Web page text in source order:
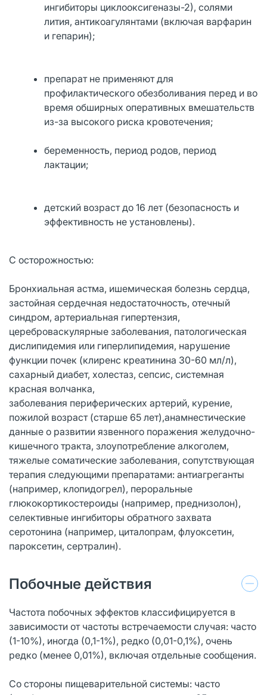
ингибиторы циклооксигеназы-2), солями
лития, антикоагулянтами (включая варфарин
и гепарин);
препарат не применяют для
профилактического обезболивания перед и во
время обширных оперативных вмешательств
из-за высокого риска кровотечения;
беременность, период родов, период
лактации;
детский возраст до 16 лет (безопасность и
эффективность не установлены).
С осторожностью:
Бронхиальная астма, ишемическая болезнь сердца,
застойная сердечная недостаточность, отечный
синдром, артериальная гипертензия,
цереброваскулярные заболевания, патологическая
дислипидемия или гиперлипидемия, нарушение
функции почек (клиренс креатинина 30-60 мл/л),
сахарный диабет, холестаз, сепсис, системная
красная волчанка,
заболевания периферических артерий, курение,
пожилой возраст (старше 65 лет),анамнестические
данные о развитии язвенного поражения желудочно-
кишечного тракта, злоупотребление алкоголем,
тяжелые соматические заболевания, сопутствующая
терапия следующими препаратами: антиагреганты
(например, клопидогрел), пероральные
глюкокортикостероиды (например, преднизолон),
селективные ингибиторы обратного захвата
серотонина (например, циталопрам, флуоксетин,
пароксетин, сертралин).
Побочные действия
Частота побочных эффектов классифицируется в
зависимости от частоты встречаемости случая: часто
(1-10%), иногда (0,1-1%), редко (0,01-0,1%), очень
редко (менее 0,01%), включая отдельные сообщения.
Со стороны пищеварительной системы: часто